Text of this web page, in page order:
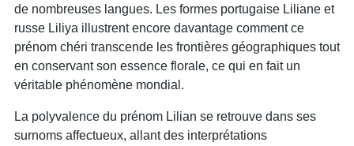
de nombreuses langues. Les formes portugaise Liliane et
russe Liliya illustrent encore davantage comment ce
prénom chéri transcende les frontières géographiques tout
en conservant son essence florale, ce qui en fait un
véritable phénomène mondial.
La polyvalence du prénom Lilian se retrouve dans ses
surnoms affectueux, allant des interprétations